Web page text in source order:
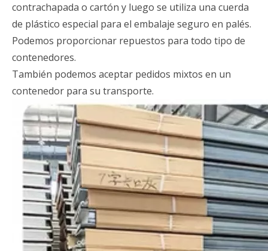
contrachapada o cartón y luego se utiliza una cuerda
de plástico especial para el embalaje seguro en palés.
Podemos proporcionar repuestos para todo tipo de
contenedores.
También podemos aceptar pedidos mixtos en un
contenedor para su transporte.